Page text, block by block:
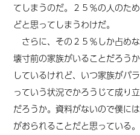
てしまうのだ。２５％の人のた
どと思ってしまうわけだ。
さらに、その２５％しか占め
壊寸前の家族がいることだろう
しているけれど、いつ家族がバ
っていう状況でかろうじて成り
だろうか。資料がないので僕に
がおられることだと思っている。